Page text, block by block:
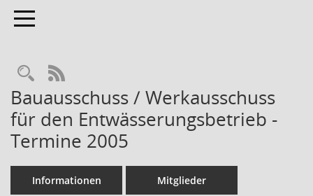
Toggle navigation
Rechercheauswahl
RSS-Feed
Bauausschuss / Werkausschuss
für den Entwässerungsbetrieb -
Termine 2005
Informationen Mitglieder